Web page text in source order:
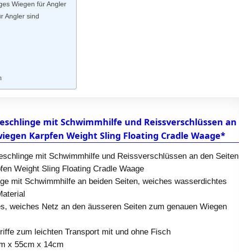
Wiegen für Angler
Angler sind
mit Schwimmhilfe und Reissverschlüssen an
Karpfen Weight Sling Floating Cradle Waage*
mit Schwimmhilfe und Reissverschlüssen an den Seiten
Weight Sling Floating Cradle Waage
mit Schwimmhilfe an beiden Seiten, weiches wasserdichtes
weiches Netz an den äusseren Seiten zum genauen Wiegen
zum leichten Transport mit und ohne Fisch
x 55cm x 14cm